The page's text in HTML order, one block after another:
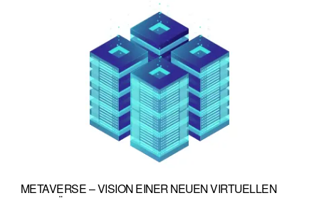
METAVERSE – VISION EINER NEUEN VIRTUELLEN